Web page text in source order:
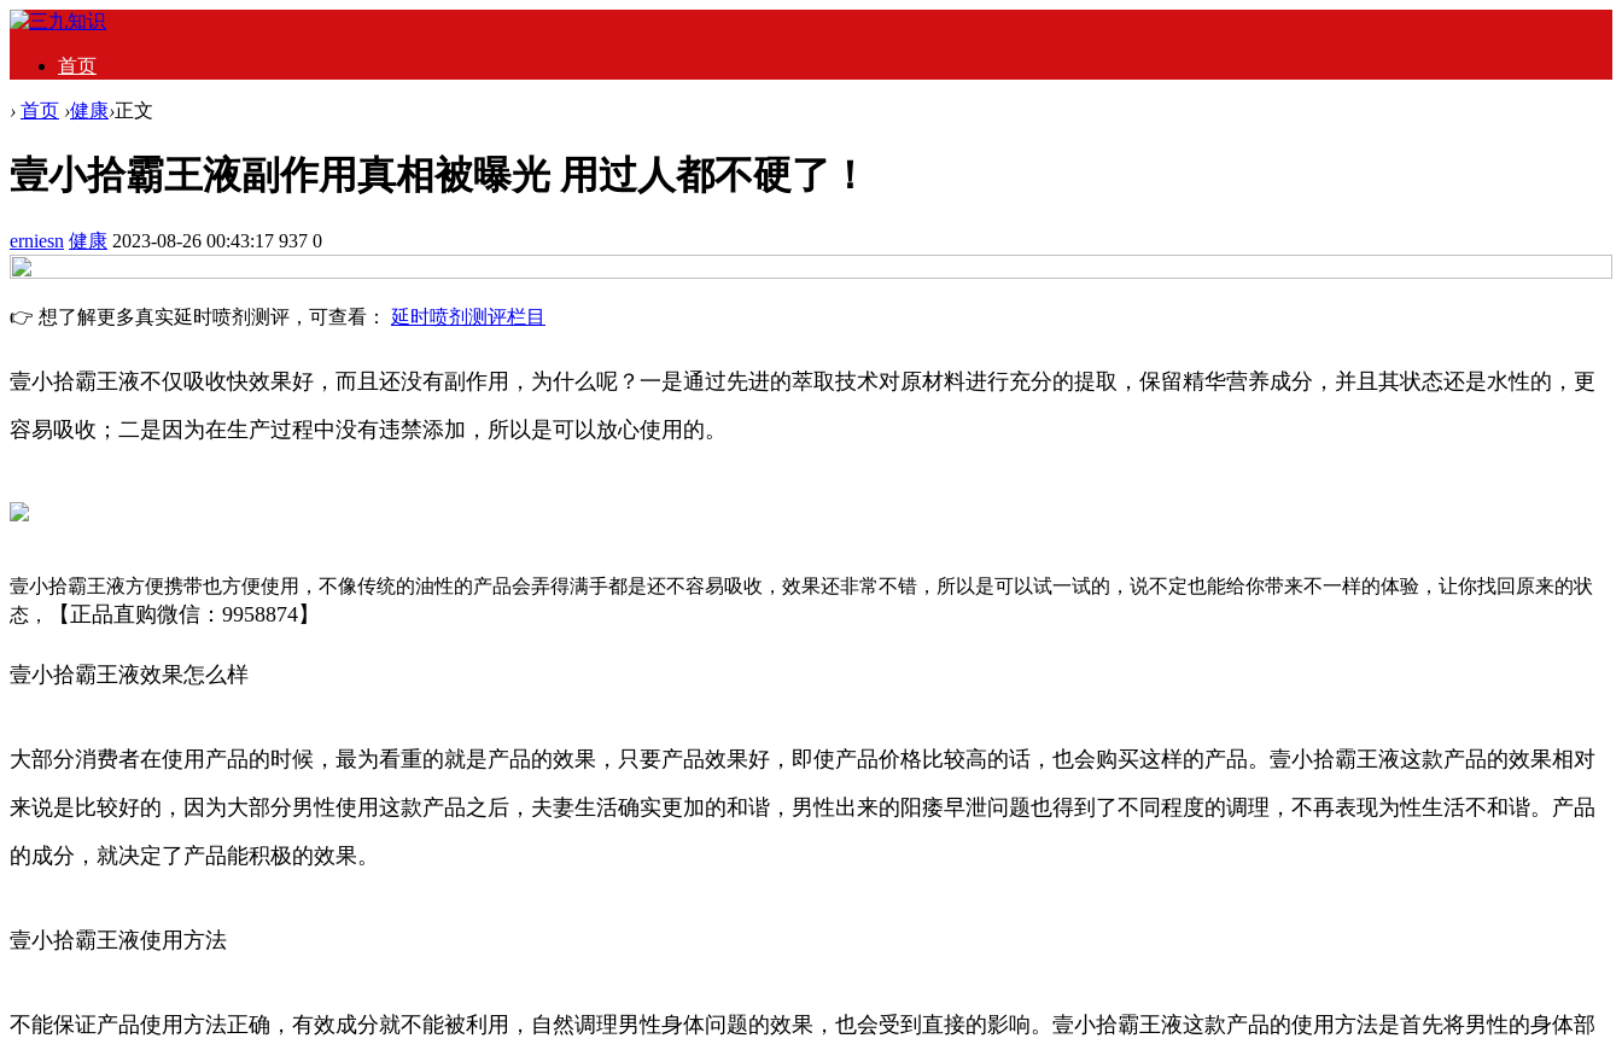
首页
› 首页 ›健康›正文
壹小拾霸王液副作用真相被曝光 用过人都不硬了！
erniesn 健康 2023-08-26 00:43:17 937 0
👉 想了解更多真实延时喷剂测评，可查看： 延时喷剂测评栏目
壹小拾霸王液不仅吸收快效果好，而且还没有副作用，为什么呢？一是通过先进的萃取技术对原材料进行充分的提取，保留精华营养成分，并且其状态还是水性的，更
容易吸收；二是因为在生产过程中没有违禁添加，所以是可以放心使用的。
壹小拾霸王液方便携带也方便使用，不像传统的油性的产品会弄得满手都是还不容易吸收，效果还非常不错，所以是可以试一试的，说不定也能给你带来不一样的体验，让你找回原来的状
态，
【正品直购微信：9958874】
壹小拾霸王液效果怎么样
大部分消费者在使用产品的时候，最为看重的就是产品的效果，只要产品效果好，即使产品价格比较高的话，也会购买这样的产品。壹小拾霸王液这款产品的效果相对
来说是比较好的，因为大部分男性使用这款产品之后，夫妻生活确实更加的和谐，男性出来的阳痿早泄问题也得到了不同程度的调理，不再表现为性生活不和谐。产品
的成分，就决定了产品能积极的效果。
壹小拾霸王液使用方法
不能保证产品使用方法正确，有效成分就不能被利用，自然调理男性身体问题的效果，也会受到直接的影响。壹小拾霸王液这款产品的使用方法是首先将男性的身体部